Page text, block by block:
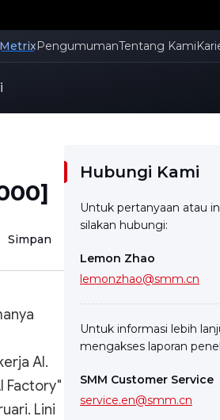
MetrixPengumumanTentang Kami
Simpan
AI.
Factory"
Lini
Hubungi Kami
Untuk pertanyaan atau
silakan hubungi:
Lemon Zhao
lemonzhao@smm.cn
Untuk informasi lebih
mengakses laporan
SMM Customer Service
service.en@smm.cn